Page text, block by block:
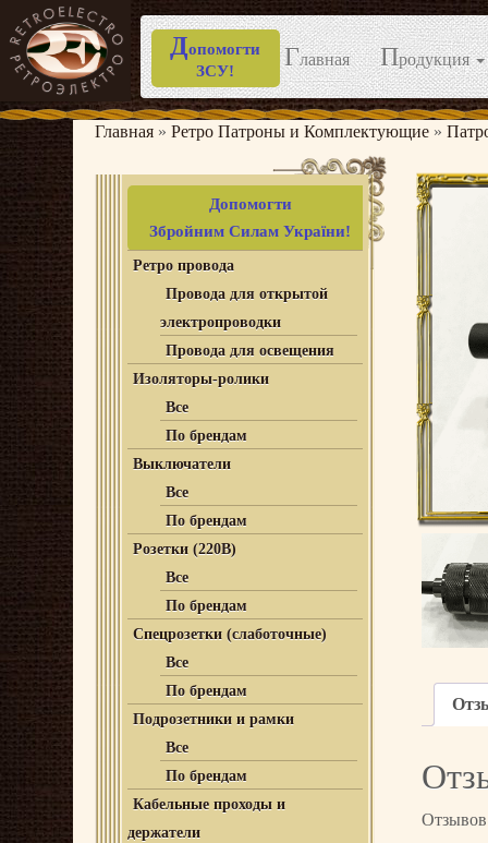
Перейти
содержимому
Допомогти
ЗСУ!
Главная Продукция
Главная » Ретро Патроны и Комплектующие »
Допомогти
Збройним Силам України!
Ретро провода
Провода для открытой
электропроводки
Провода для освещения
Изоляторы-ролики
Все
По брендам
Выключатели
Все
По брендам
Розетки (220В)
Все
По брендам
Спецрозетки (слаботочные)
Все
По брендам
Подрозетники и рамки
Все
По брендам
Кабельные проходы и
держатели
Отзывов